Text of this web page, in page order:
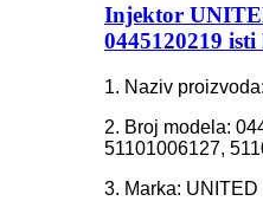
Injektor
0445120219
1. Naziv
2. Broj modela:
51101006127,
3. Marka: